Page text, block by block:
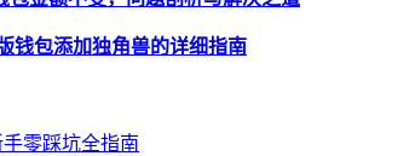
钱包添加独角兽的详细指南